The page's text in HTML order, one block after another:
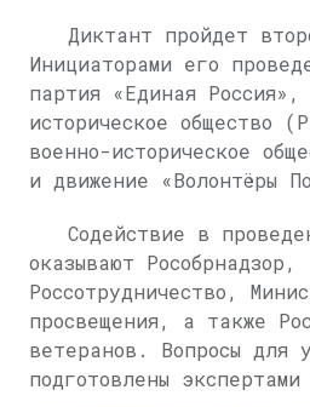
Диктант пройдет
Инициаторами его
партия «Единая Россия»,
историческое общество
военно-историческое
и движение «Волонтёры
Содействие в
оказывают Рособрнадзор,
Россотрудничество,
просвещения, а также
ветеранов. Вопросы для
подготовлены